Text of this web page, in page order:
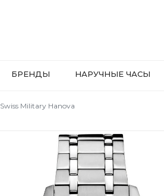
БРЕНДЫ НАРУЧНЫЕ ЧАСЫ
Swiss Military Hanova